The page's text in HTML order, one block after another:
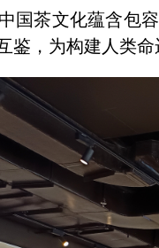
国茶文化蕴含包
鉴，为构建人类